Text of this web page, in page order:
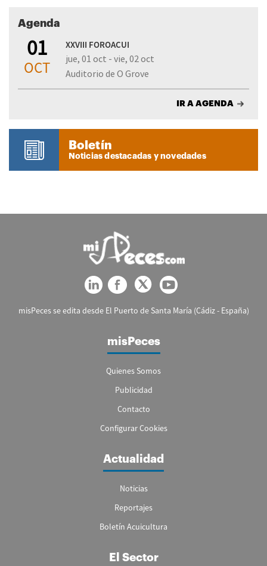
Agenda
01
OCT
XXVIII FOROACUI
jue, 01 oct - vie, 02 oct
Auditorio de O Grove
IR A AGENDA
Boletín
Noticias destacadas y novedades
misPeces se edita desde El Puerto de Santa María (Cádiz - España)
misPeces
Quienes Somos
Publicidad
Contacto
Configurar Cookies
Actualidad
Noticias
Reportajes
Boletín Acuicultura
El Sector